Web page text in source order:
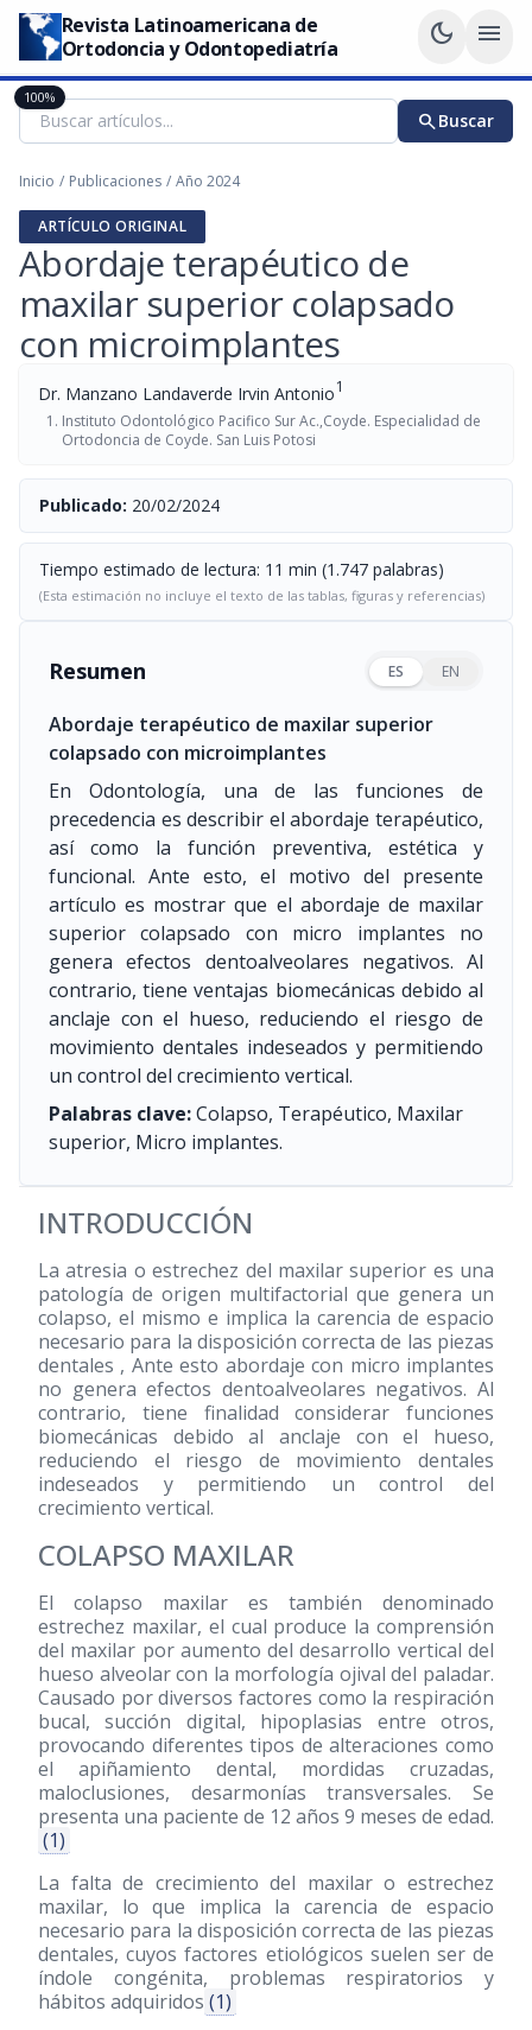
Revista Latinoamericana de
Ortodoncia y Odontopediatría
dark_mode menu
searchBuscar
Inicio / Publicaciones / Año 2024
ARTÍCULO ORIGINAL
Abordaje terapéutico de
maxilar superior colapsado
con microimplantes
Dr. Manzano Landaverde Irvin Antonio1
Instituto Odontológico Pacifico Sur Ac.,Coyde. Especialidad de
Ortodoncia de Coyde. San Luis Potosi
Publicado: 20/02/2024
Tiempo estimado de lectura: 11 min (1.747 palabras)
(Esta estimación no incluye el texto de las tablas, figuras y referencias)
Resumen ES EN
Abordaje terapéutico de maxilar superior
colapsado con microimplantes
En Odontología, una de las funciones de
precedencia es describir el abordaje terapéutico,
así como la función preventiva, estética y
funcional. Ante esto, el motivo del presente
artículo es mostrar que el abordaje de maxilar
superior colapsado con micro implantes no
genera efectos dentoalveolares negativos. Al
contrario, tiene ventajas biomecánicas debido al
anclaje con el hueso, reduciendo el riesgo de
movimiento dentales indeseados y permitiendo
un control del crecimiento vertical.
Palabras clave:Colapso, Terapéutico, Maxilar
superior, Micro implantes.
INTRODUCCIÓN
La atresia o estrechez del maxilar superior es una
patología de origen multifactorial que genera un
colapso, el mismo e implica la carencia de espacio
necesario para la disposición correcta de las piezas
dentales , Ante esto abordaje con micro implantes
no genera efectos dentoalveolares negativos. Al
contrario, tiene finalidad considerar funciones
biomecánicas debido al anclaje con el hueso,
reduciendo el riesgo de movimiento dentales
indeseados y permitiendo un control del
crecimiento vertical.
COLAPSO MAXILAR
El colapso maxilar es también denominado
estrechez maxilar, el cual produce la comprensión
del maxilar por aumento del desarrollo vertical del
hueso alveolar con la morfología ojival del paladar.
Causado por diversos factores como la respiración
bucal, succión digital, hipoplasias entre otros,
provocando diferentes tipos de alteraciones como
el apiñamiento dental, mordidas cruzadas,
maloclusiones, desarmonías transversales. Se
presenta una paciente de 12 años 9 meses de edad.
(1)
La falta de crecimiento del maxilar o estrechez
maxilar, lo que implica la carencia de espacio
necesario para la disposición correcta de las piezas
dentales, cuyos factores etiológicos suelen ser de
índole congénita, problemas respiratorios y
hábitos adquiridos (1)
100%